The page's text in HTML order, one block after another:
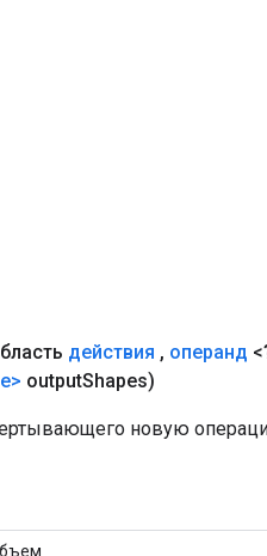
действия , операнд
outputShapes)
новую